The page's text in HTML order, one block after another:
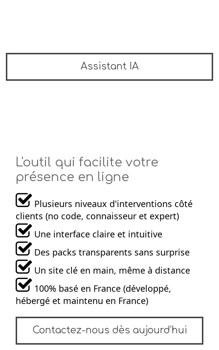
Assistant IA
L'outil qui facilite votre
présence en ligne
Plusieurs niveaux d'interventions côté
clients (no code, connaisseur et expert)
Une interface claire et intuitive
Des packs transparents sans surprise
Un site clé en main, même à distance
100% basé en France (développé,
hébergé et maintenu en France)
Contactez-nous dès aujourd’hui